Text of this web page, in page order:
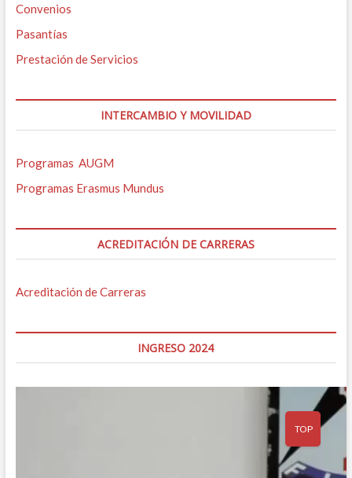
Convenios
Pasantías
Prestación de Servicios
INTERCAMBIO Y MOVILIDAD
Programas AUGM
Programas Erasmus Mundus
ACREDITACIÓN DE CARRERAS
Acreditación de Carreras
INGRESO 2024
TOP